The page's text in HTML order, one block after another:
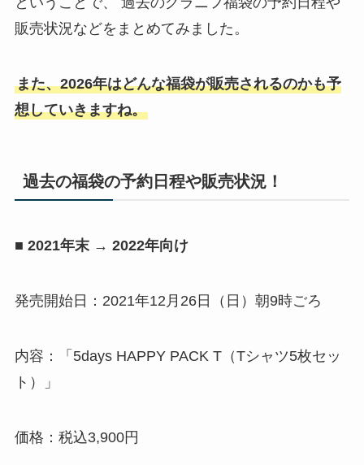
販売状況などをまとめてみました。
また、2026年はどんな福袋が販売されるのかも予
想していきますね。
過去の福袋の予約日程や販売状況！
■ 2021年末 → 2022年向け
発売開始日：2021年12月26日（日）朝9時ごろ
内容：「5days HAPPY PACK T（Tシャツ5枚セッ
ト）」
価格：税込3,900円